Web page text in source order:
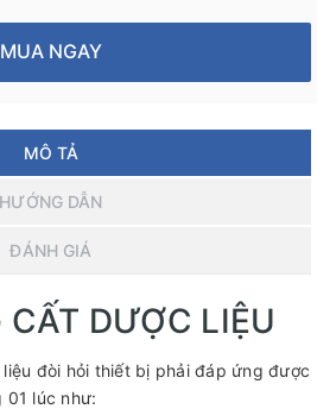
MUA NGAY
MÔ TẢ
HƯỚNG DẪN
ĐÁNH GIÁ
DƯỢC LIỆU
đòi hỏi thiết bị phải đáp ứng được
01 lúc như: